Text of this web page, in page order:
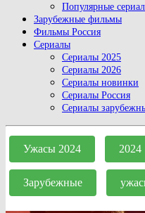
Популярные
Зарубежные фильмы
Фильмы Россия
Сериалы
Сериалы 2025
Сериалы 2026
Сериалы новинки
Сериалы Россия
Сериалы
Close
Button
Ужасы 2024 2024
Зарубежные